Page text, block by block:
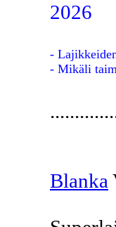
2026
-
- Mikäli
Blanka